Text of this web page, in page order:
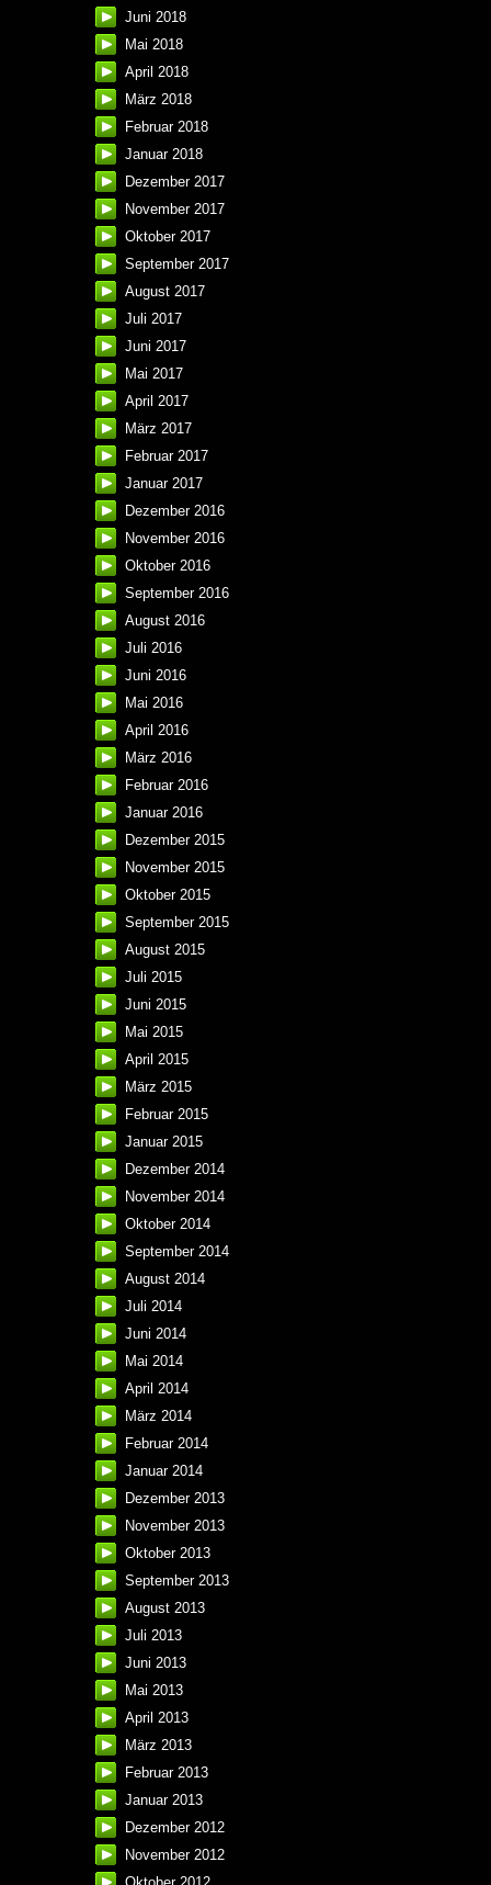
Juni 2018
Mai 2018
April 2018
März 2018
Februar 2018
Januar 2018
Dezember 2017
November 2017
Oktober 2017
September 2017
August 2017
Juli 2017
Juni 2017
Mai 2017
April 2017
März 2017
Februar 2017
Januar 2017
Dezember 2016
November 2016
Oktober 2016
September 2016
August 2016
Juli 2016
Juni 2016
Mai 2016
April 2016
März 2016
Februar 2016
Januar 2016
Dezember 2015
November 2015
Oktober 2015
September 2015
August 2015
Juli 2015
Juni 2015
Mai 2015
April 2015
März 2015
Februar 2015
Januar 2015
Dezember 2014
November 2014
Oktober 2014
September 2014
August 2014
Juli 2014
Juni 2014
Mai 2014
April 2014
März 2014
Februar 2014
Januar 2014
Dezember 2013
November 2013
Oktober 2013
September 2013
August 2013
Juli 2013
Juni 2013
Mai 2013
April 2013
März 2013
Februar 2013
Januar 2013
Dezember 2012
November 2012